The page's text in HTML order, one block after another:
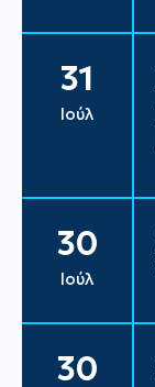
31
Ιούλ
30
Ιούλ
30